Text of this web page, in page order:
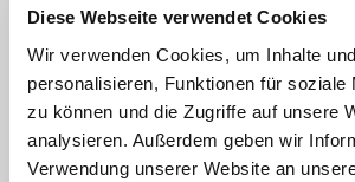
Diese Webseite verwendet Cookies
Wir verwenden Cookies, um Inhalte
personalisieren, Funktionen für soziale
zu können und die Zugriffe auf unsere
analysieren. Außerdem geben wir
Verwendung unserer Website an
an diesem Freitag. Papst
auch mit dem
Heiligen Land, Erzbischof